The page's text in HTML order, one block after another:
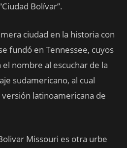
Bolívar”.
ciudad en la historia con
fundó en Tennessee, cuyos
nombre al escuchar de la
sudamericano, al cual
latinoamericana de
Missouri es otra urbe